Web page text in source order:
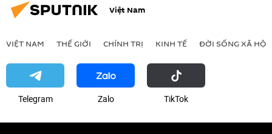
Việt Nam
VIỆT NAM THẾ GIỚI CHÍNH TRỊ KINH TẾ ĐỜI SỐNG XÃ HỘI
Telegram Zalo ТikТоk